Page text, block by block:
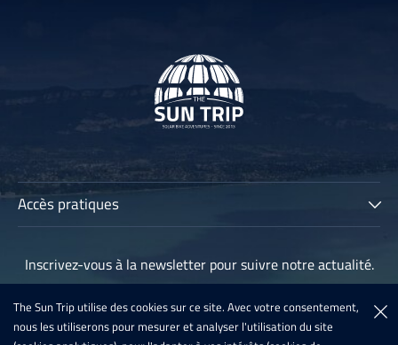
Accès pratiques
Les participants
Archives
Sun Trip France 2020
Inscrivez-vous à la newsletter pour suivre notre actualité.
Inscription à la newsletter
The Sun Trip utilise des cookies sur ce site. Avec votre consentement,
nous les utiliserons pour mesurer et analyser l'utilisation du site